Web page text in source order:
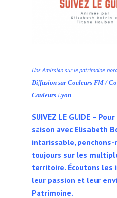
Une émission sur le patrimoine
Diffusion sur Couleurs FM /
Couleurs Lyon
SUIVEZ LE GUIDE –
saison avec Elisabeth
intarissable, penchons-
toujours sur les
territoire. Écoutons les
leur passion et leur
Patrimoine.